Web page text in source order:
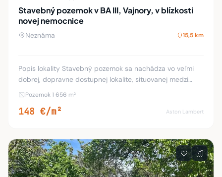
Stavebný pozemok v BA III, Vajnory, v blízkosti
novej nemocnice
Neznáma 15,5 km
Popis lokality Stavebný pozemok sa nachádza vo veľmi
dobrej, dopravne dostupnej lokalite, situovanej medzi
Račou a Vajnormi, ktorá je prístupná ako zo strany m. č.
Pozemok 1 656 m²
148 €/m² Aston Lambert